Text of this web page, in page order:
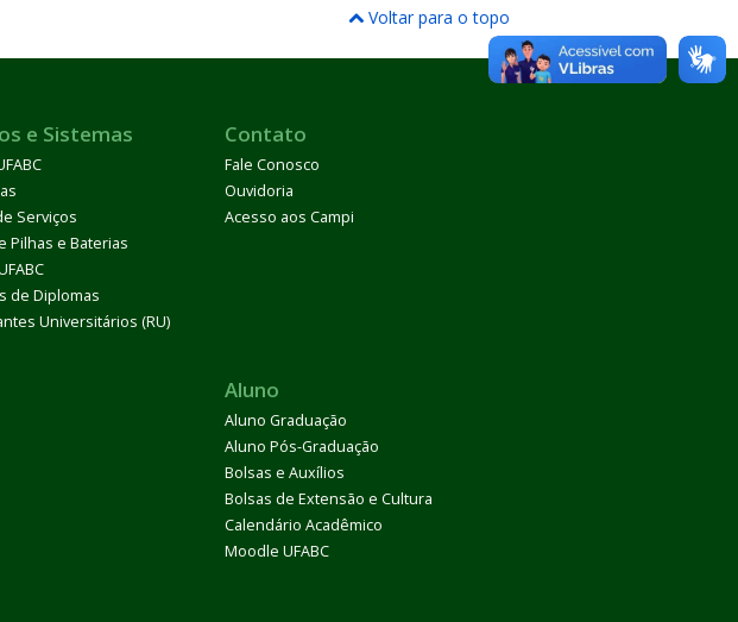
Voltar para o topo
e Sistemas
Serviços
Pilhas e Baterias
de Diplomas
Universitários (RU)
Contato
Fale Conosco
Ouvidoria
Acesso aos Campi
Aluno
Aluno Graduação
Aluno Pós-Graduação
Bolsas e Auxílios
Bolsas de Extensão e Cultura
Calendário Acadêmico
Moodle UFABC